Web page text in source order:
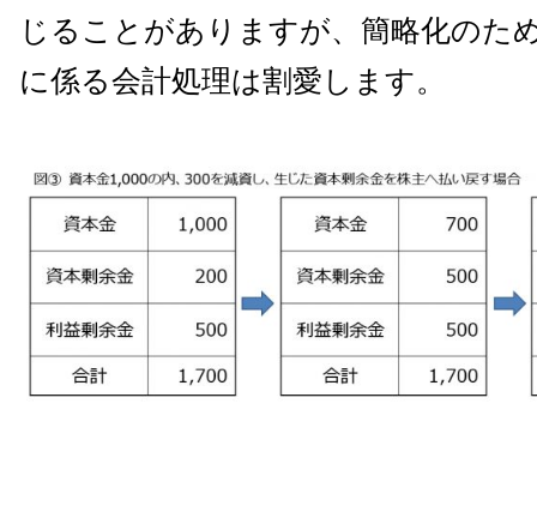
じることがありますが、簡略化のた
に係る会計処理は割愛します。